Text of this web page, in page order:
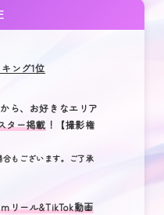
ング1位
ら、お好きなエリア
ター掲載！【撮影権
もございます。ご了承
リール&TikTok動画